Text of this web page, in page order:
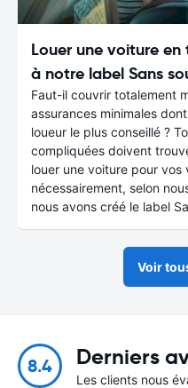
Louer une voiture
à notre label Sans
Faut-il couvrir totalement
assurances minimales
loueur le plus conseillé ?
compliquées doivent
louer une voiture pour vos
nécessairement, selon
nous avons créé le label
Voir
8.4 Derniers
Les clients nous